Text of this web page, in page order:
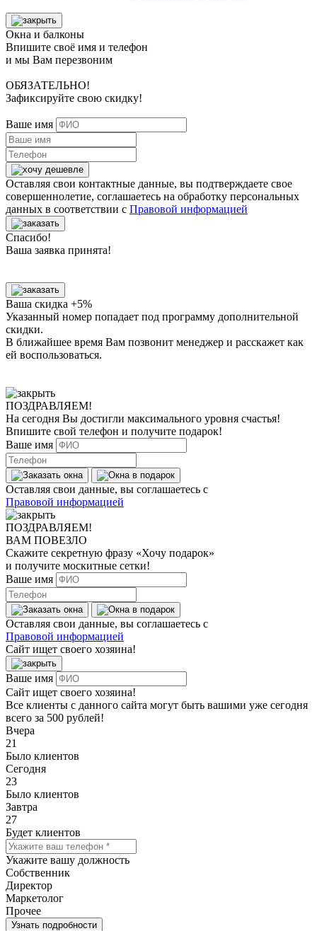
Окна и балконы
Впишите своё имя и телефон
и мы Вам перезвоним
ОБЯЗАТЕЛЬНО!
Зафиксируйте свою скидку!
Ваше имя
Оставляя свои контактные данные, вы подтверждаете свое
совершеннолетие, соглашаетесь на обработку персональных
данных в соответствии с Правовой информацией
Спасибо!
Ваша заявка принята!
Ваша скидка +5%
Указанный номер попадает под программу дополнительной
скидки.
В ближайшее время Вам позвонит менеджер и расскажет как
ей воспользоваться.
ПОЗДРАВЛЯЕМ!
На сегодня Вы достигли максимального уровня счастья!
Впишите свой телефон и получите подарок!
Ваше имя
Оставляя свои данные, вы соглашаетесь с
Правовой информацией
ПОЗДРАВЛЯЕМ!
ВАМ ПОВЕЗЛО
Скажите секретную фразу «Хочу подарок»
и получите москитные сетки!
Ваше имя
Оставляя свои данные, вы соглашаетесь с
Правовой информацией
Сайт ищет своего хозяина!
Ваше имя
Сайт ищет своего хозяина!
Все клиенты с данного сайта могут быть вашими уже сегодня
всего за 500 рублей!
Вчера
21
Было клиентов
Сегодня
23
Было клиентов
Завтра
27
Будет клиентов
Укажите вашу должность
Собственник
Директор
Маркетолог
Прочее